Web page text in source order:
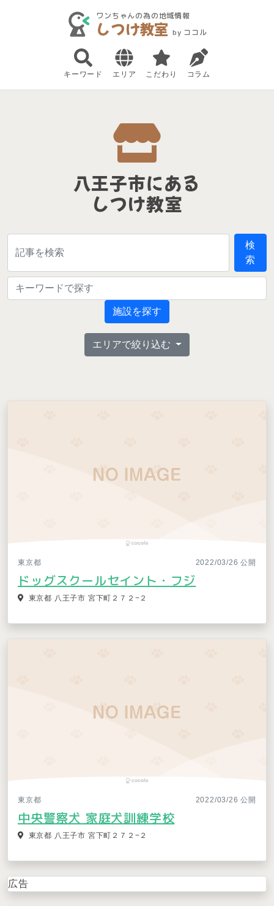
ワンちゃんの為の地域情報
しつけ教室 by ココル
キーワード エリア こだわり コラム
八王子市にある
しつけ教室
検
索
施設を探す
エリアで絞り込む
東京都 2022/03/26 公開
ドッグスクールセイント・フジ
東京都 八王子市 宮下町２７２−２
東京都 2022/03/26 公開
中央警察犬 家庭犬訓練学校
東京都 八王子市 宮下町２７２−２
広告